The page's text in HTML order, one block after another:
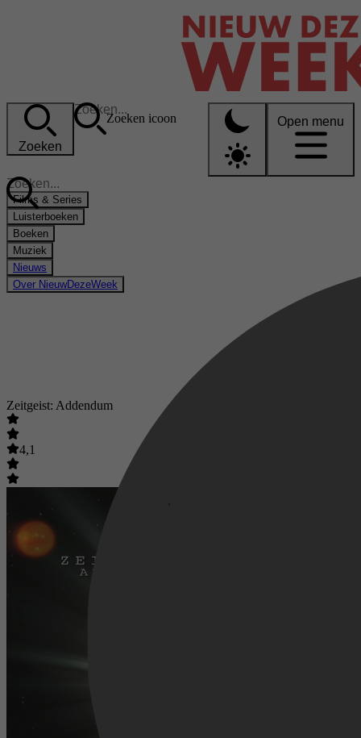
Zoeken
Zoeken icoon Open menu
Films & Series
Luisterboeken
Boeken
Muziek
Nieuws
Over NieuwDezeWeek
Zeitgeist: Addendum
4,1